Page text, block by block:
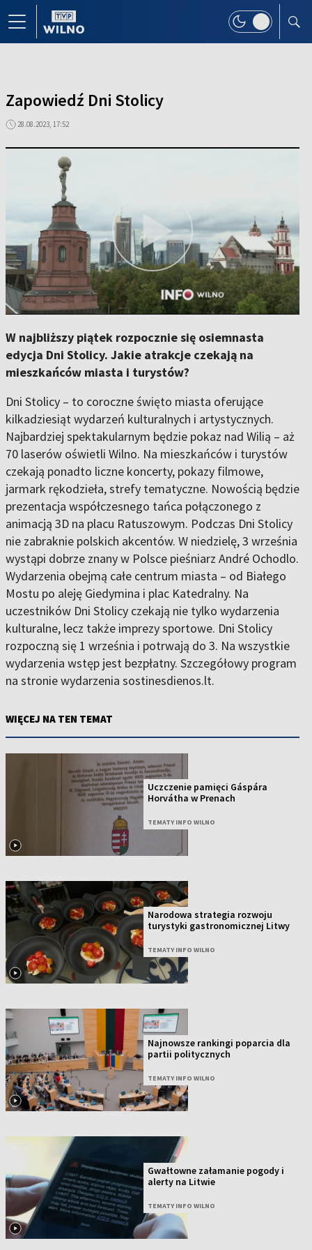
Zapowiedź Dni Stolicy
28.08.2023, 17:52
W najbliższy piątek rozpocznie się osiemnasta
edycja Dni Stolicy. Jakie atrakcje czekają na
mieszkańców miasta i turystów?
Dni Stolicy – to coroczne święto miasta oferujące
kilkadziesiąt wydarzeń kulturalnych i artystycznych.
Najbardziej spektakularnym będzie pokaz nad Wilią – aż
70 laserów oświetli Wilno. Na mieszkańców i turystów
czekają ponadto liczne koncerty, pokazy filmowe,
jarmark rękodzieła, strefy tematyczne. Nowością będzie
prezentacja współczesnego tańca połączonego z
animacją 3D na placu Ratuszowym. Podczas Dni Stolicy
nie zabraknie polskich akcentów. W niedzielę, 3 września
wystąpi dobrze znany w Polsce pieśniarz André Ochodlo.
Wydarzenia obejmą całe centrum miasta – od Białego
Mostu po aleję Giedymina i plac Katedralny. Na
uczestników Dni Stolicy czekają nie tylko wydarzenia
kulturalne, lecz także imprezy sportowe. Dni Stolicy
rozpoczną się 1 września i potrwają do 3. Na wszystkie
wydarzenia wstęp jest bezpłatny. Szczegółowy program
na stronie wydarzenia sostinesdienos.lt.
WIĘCEJ NA TEN TEMAT
Uczczenie pamięci Gáspára
Horvátha w Prenach
TEMATY INFO WILNO
Narodowa strategia rozwoju
turystyki gastronomicznej Litwy
TEMATY INFO WILNO
Najnowsze rankingi poparcia dla
partii politycznych
TEMATY INFO WILNO
Gwałtowne załamanie pogody i
alerty na Litwie
TEMATY INFO WILNO